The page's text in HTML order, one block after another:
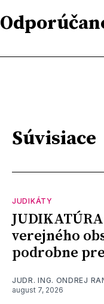
Súvisiace
JUDIKÁTY
verejného
podrobne
JUDR. ING. ONDREJ
august 7, 2026